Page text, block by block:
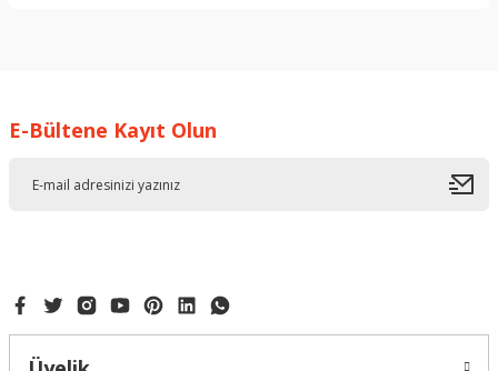
Ürün resmi kalitesiz, bozuk veya görüntülenemiyor.
E-Bültene Kayıt Olun